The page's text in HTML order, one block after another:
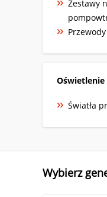
Zestawy
Oświetlenie
Światła
Wybierz